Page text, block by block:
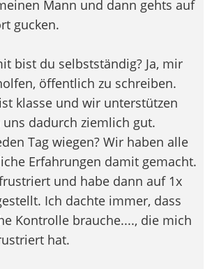
Mann und dann gehts auf
gucken.
bist du selbstständig? Ja, mir
öffentlich zu schreiben.
klasse und wir unterstützen
dadurch ziemlich gut.
Tag wiegen? Wir haben alle
Erfahrungen damit gemacht.
und habe dann auf 1x
Ich dachte immer, dass
Kontrolle brauche...., die mich
hat.